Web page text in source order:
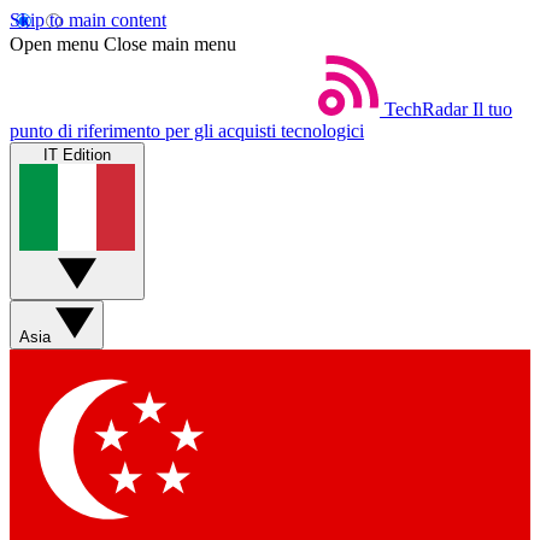
Skip to main content
Open menu Close main menu
TechRadar Il tuo
punto di riferimento per gli acquisti tecnologici
IT Edition
Asia